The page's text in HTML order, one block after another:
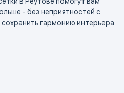
- без неприятностей с
гармонию интерьера.